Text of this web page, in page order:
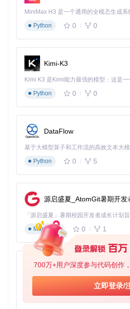
700万+用户深度参与代码创作
立即登录/
Python
0 0
Kimi-K3
Python
0 0
DataFlow
基于大模型算子和工作流的高效文本大
Python
0 5
源启盛夏_AtomGit暑期开发
Markdown
0 1
py-xiaozhi
Python
0 1